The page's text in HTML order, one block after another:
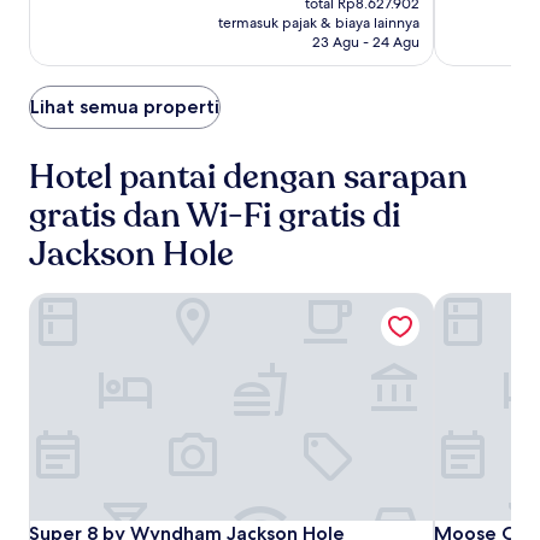
Rp7.535.286
termasuk pajak & biaya lainnya
23 Agu - 24 Agu
Lihat semua properti
Hotel pantai dengan sarapan
gratis dan Wi-Fi gratis di
Jackson Hole
Super Super
Super 8 by Wyndham Jackson Hole
Super 8 by Wyndham Jackson Hole
Super 8 by Wyndham Jackson Hole
Moose
Moose
Moose
Moose